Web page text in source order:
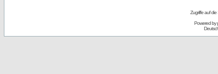
Zugriffe auf
Powered by